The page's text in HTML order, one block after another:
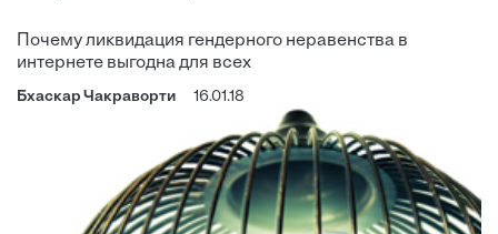
Почему ликвидация гендерного неравенства в
интернете выгодна для всех
Бхаскар Чакраворти 16.01.18